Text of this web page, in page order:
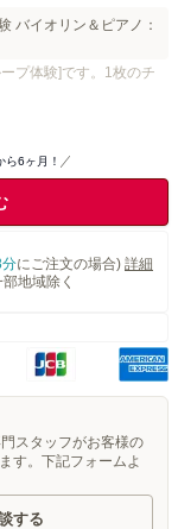
バイオリン＆ピアノ：
プ体験]です。1枚のチ
6ヶ月！
にご注文の場合) 詳細
地域除く
スタッフがお客様の
す。下記フォームよ
する